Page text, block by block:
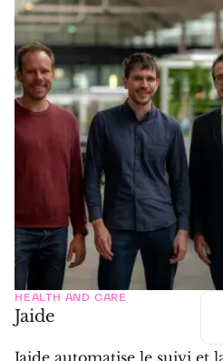
HEALTH AND CARE
Jaide
Jaide automatise le suivi et